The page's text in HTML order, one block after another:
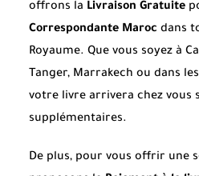
offrons la Livraison Gratuite
Correspondante Maroc dans
Royaume. Que vous soyez à
Tanger, Marrakech ou dans
votre livre arrivera chez vous
supplémentaires.
De plus, pour vous offrir une